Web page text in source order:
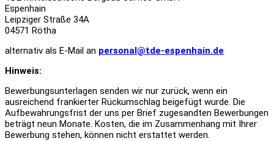
Espenhain
Leipziger Straße 34A
04571 Rötha
alternativ als E-Mail an personal@tde-espenhain.de
Hinweis:
Bewerbungsunterlagen senden wir nur zurück, wenn ein
ausreichend frankierter Rückumschlag beigefügt wurde. Die
Aufbewahrungsfrist der uns per Brief zugesandten Bewerbungen
beträgt neun Monate. Kosten, die im Zusammenhang mit Ihrer
Bewerbung stehen, können nicht erstattet werden.